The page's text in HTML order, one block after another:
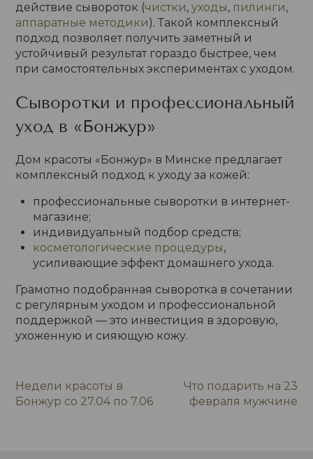
действие сывороток (чистки,уходы, пилинги,
аппаратные методики). Такой комплексный
подход позволяет получить заметный и
устойчивый результат гораздо быстрее, чем
при самостоятельных экспериментах с уходом.
Сыворотки и профессиональный
уход в «Бонжур»
Дом красоты «Бонжур» в Минске предлагает
комплексный подход к уходу за кожей:
профессиональные сыворотки в интернет-
магазине;
индивидуальный подбор средств;
косметологические процедуры,
усиливающие эффект домашнего ухода.
Грамотно подобранная сыворотка в сочетании
с регулярным уходом и профессиональной
поддержкой — это инвестиция в здоровую,
ухоженную и сияющую кожу.
Навигация
Недели красоты в
Бонжур со 27.04 по 7.06
Что подарить на 23
февраля мужчине